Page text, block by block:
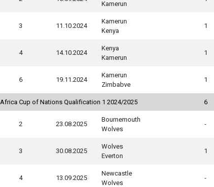
Kamerun
3 11.10.2024
Kamerun
Kenya
1
4 14.10.2024
Kenya
Kamerun
1
6 19.11.2024
Kamerun
Zimbabve
1
Africa Cup of Nations Qualification 1 2024/2025 6
2 23.08.2025
Bournemouth
Wolves
-
3 30.08.2025
Wolves
Everton
1
4 13.09.2025
Newcastle
Wolves
-